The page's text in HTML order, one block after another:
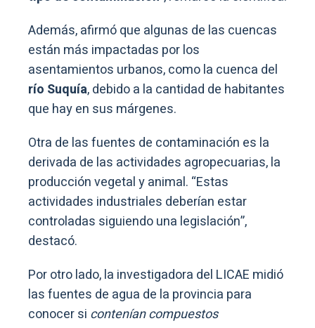
Además, afirmó que algunas de las cuencas
están más impactadas por los
asentamientos urbanos, como la cuenca del
río Suquía, debido a la cantidad de habitantes
que hay en sus márgenes.
Otra de las fuentes de contaminación es la
derivada de las actividades agropecuarias, la
producción vegetal y animal. “Estas
actividades industriales deberían estar
controladas siguiendo una legislación”,
destacó.
Por otro lado, la investigadora del LICAE midió
las fuentes de agua de la provincia para
conocer si contenían compuestos